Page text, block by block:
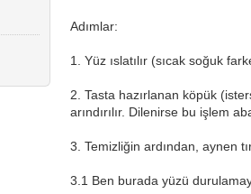
Adımlar:
1. Yüz ıslatılır (sıcak soğuk
2. Tasta hazırlanan köpük
arındırılır. Dilenirse bu işlem
3. Temizliğin ardından, aynen
3.1 Ben burada yüzü